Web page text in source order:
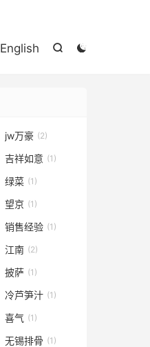


English
jw万豪 (2)
吉祥如意 (1)
绿菜 (1)
望京 (1)
销售经验 (1)
江南 (2)
披萨 (1)
冷芦笋汁 (1)
喜气 (1)
无锡排骨 (1)